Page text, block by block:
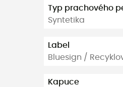
Typ prachového
Syntetika
Label
Bluesign /
Kapuce